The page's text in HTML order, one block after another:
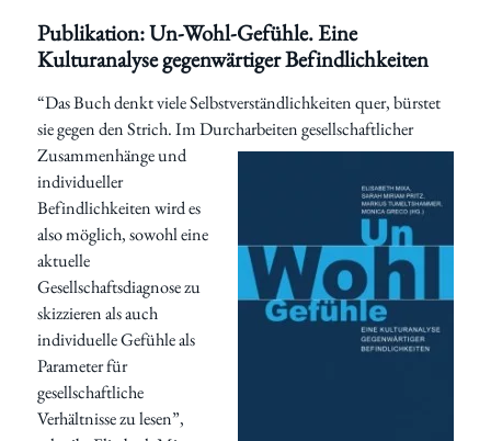
Publikation: Un-Wohl-Gefühle. Eine
Kulturanalyse gegenwärtiger Befindlichkeiten
“Das Buch denkt viele Selbstverständlichkeiten quer, bürstet
sie gegen den Strich. Im Durcharbeiten gesellschaftlicher
Zusammenhänge und
individueller
Befindlichkeiten wird es
also möglich, sowohl eine
aktuelle
Gesellschaftsdiagnose zu
skizzieren als auch
individuelle Gefühle als
Parameter für
gesellschaftliche
Verhältnisse zu lesen”,